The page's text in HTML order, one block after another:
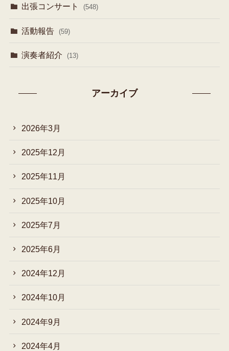
出張コンサート (548)
活動報告 (59)
演奏者紹介 (13)
アーカイブ
2026年3月
2025年12月
2025年11月
2025年10月
2025年7月
2025年6月
2024年12月
2024年10月
2024年9月
2024年4月